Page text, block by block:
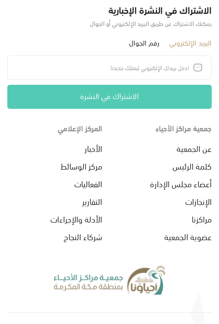
الاشتراك في النشرة الإخبارية
يمكنك الاشتراك عن طريق البريد الإلكتروني أو الجوال
البريد الإلكتروني رقم الجوال
الاشتراك في النشرة
جمعية مراكز الأحياء
عن الجمعية
كلمة الرئيس
أعضاء مجلس الإدارة
الإنجازات
مراكزنا
عضوية الجمعية
المركز الإعلامي
الأخبار
مركز الوسائط
الفعاليات
التقارير
الأدلة والإجراءات
شركاء النجاح